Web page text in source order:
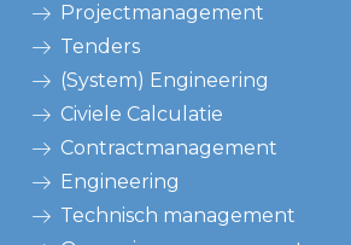
Projectmanagement
Tenders
(System) Engineering
Civiele Calculatie
Contractmanagement
Engineering
Technisch management